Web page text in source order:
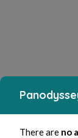
There are no